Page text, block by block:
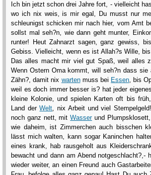
Ich bin jetzt schon drei Jahre fort, - vielleicht
wo ich nix weis, is mir egal, Du musst nur
schleunigst schicken mir nach hier, vom Amt
sollst mal seh?n, wie dann geht munter,
runter! Heut Zahnarzt sagen, ganz gewiss,
Gebiss. Vielleicht, wenn es ist Allah?s Wille,
Das alles macht mir viel gut Spaß, weil alles
Wenn Ostern Oma kommt, will seh?n dass sie
Zähn?, damit nix wartenmuss bei Essen, bis
weil es doch immer besser is? hat jeder
kleine Kolonie, und spielen Karten oft bis
Land derWelt, nix Arbeit und viel
noch ganz nett, mitWasserund
wie daheim, ist Zimmerchen auch bisschen
lässt mich walten, kann sogar Kaninchen
eines krank, hab rausgeholt aus
bewacht und dann am Abend notgeschlacht?,-
wieder weiter, an einen Freund auch